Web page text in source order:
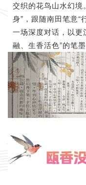
交织的花鸟山水幻境
身”，跟随南田笔意“
一场深度对话，以更
融、生香活色”的笔墨